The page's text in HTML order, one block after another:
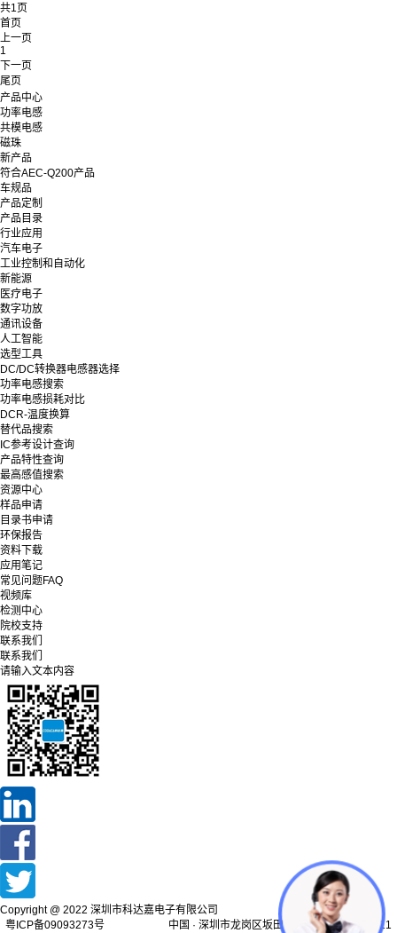
共1页
首页
上一页
1
下一页
尾页
产品中心
功率电感
共模电感
磁珠
新产品
符合AEC-Q200产品
车规品
产品定制
产品目录
行业应用
汽车电子
工业控制和自动化
新能源
医疗电子
数字功放
通讯设备
人工智能
选型工具
DC/DC转换器电感器选择
功率电感搜索
功率电感损耗对比
DCR-温度换算
替代品搜索
IC参考设计查询
产品特性查询
最高感值搜索
资源中心
样品申请
目录书申请
环保报告
资料下载
应用笔记
常见问题FAQ
视频库
检测中心
院校支持
联系我们
联系我们
请输入文本内容
Copyright @ 2022 深圳市科达嘉电子有限公司
粤ICP备09093273号 中国 · 深圳市龙岗区坂田街道天安云谷产业园11